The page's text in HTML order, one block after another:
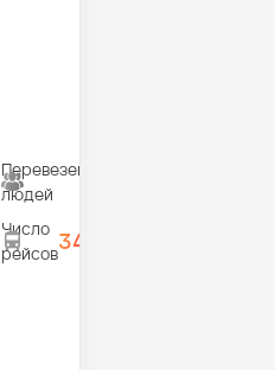
Перевезено
людей
Число
рейсов34